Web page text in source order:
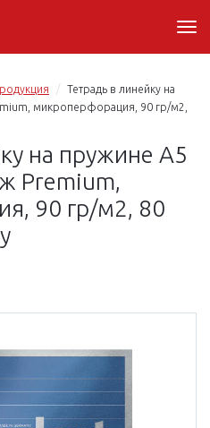
Тетрадь в линейку на
микроперфорация, 90 гр/м2,
на пружине А5
Premium,
90 гр/м2, 80